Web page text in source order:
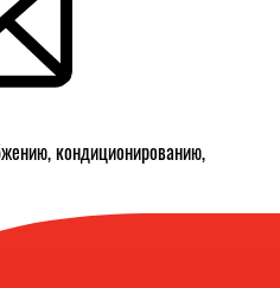
кондиционированию,